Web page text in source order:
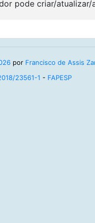
pode criar/
por Francisco de Assis
23561-1 - FAPESP